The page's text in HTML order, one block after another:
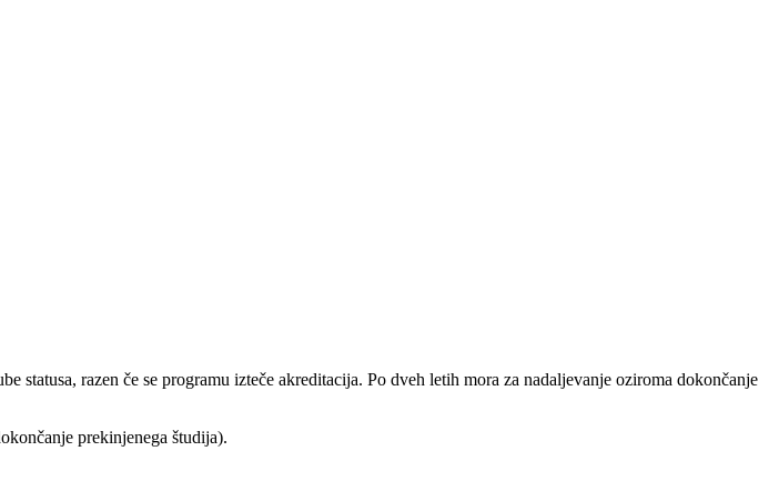
razen če se programu izteče akreditacija. Po dveh letih mora za nadaljevanje oziroma dokončanje
prekinjenega študija).